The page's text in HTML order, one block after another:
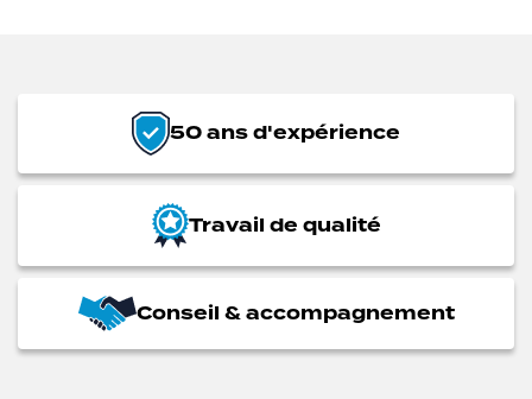
50 ans d'expérience
Travail de qualité
Conseil & accompagnement